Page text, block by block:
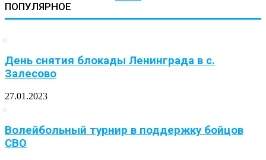
ПОПУЛЯРНОЕ
День снятия блокады Ленинграда в с.
Залесово
27.01.2023
Волейбольный турнир в поддержку бойцов
СВО